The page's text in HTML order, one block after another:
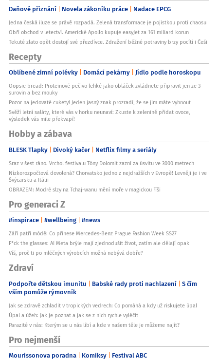
Daňové přiznání Novela zákoníku práce Nadace EPCG
Jedna česká iluze se právě rozpadá. Zelená transformace je pojistkou proti chaosu
Obří obchod v letectví. Americké Apollo kupuje easyJet za 161 miliard korun
Tekuté zlato opět dostojí své přezdívce. Zdražení běžné potraviny brzy pocítí i Češi
Recepty
Oblíbené zimní polévky Domácí pekárny Jídlo podle horoskopu
Oopsie bread: Proteinové pečivo lehké jako obláček zvládnete připravit jen ze 3
surovin a bez mouky
Pozor na jedovaté cukety! Jeden jasný znak prozradí, že se jim máte vyhnout
Svěží letní saláty, které vás v horku neunaví: Zkuste k zelenině přidat ovoce,
výsledek vás mile překvapí!
Hobby a zábava
BLESK Tlapky Divoký kačer Netflix filmy a seriály
Sraz v šest ráno. Vrchol festivalu Tóny Dolomit zazní za úsvitu ve 3000 metrech
Nízkorozpočtová dovolená? Chorvatsko jedno z nejdražších v Evropě! Levněji je i ve
Švýcarsku a Itálii
OBRAZEM: Modré slzy na Tchaj-wanu mění moře v magickou říši
Pro generaci Z
#inspirace #wellbeing #news
Září patří módě: Co přinese Mercedes-Benz Prague Fashion Week SS27
F*ck the glasses: AI Meta brýle mají zjednodušit život, zatím ale dělají opak
Víš, proč ti po mléčných výrobcích možná nebývá dobře?
Zdraví
Podpořte dětskou imunitu Babské rady proti nachlazení S čím
vším pomůže rýmovník
Jak se zdravě zchladit v tropických vedrech: Co pomáhá a kdy už riskujete úpal
Úpal a úžeh: Jak je poznat a jak se z nich rychle vyléčit
Parazité v nás: Kterým se u nás líbí a kde v našem těle je můžeme najít?
Pro nejmenší
Mourissonova poradna Komiksy Festival ABC